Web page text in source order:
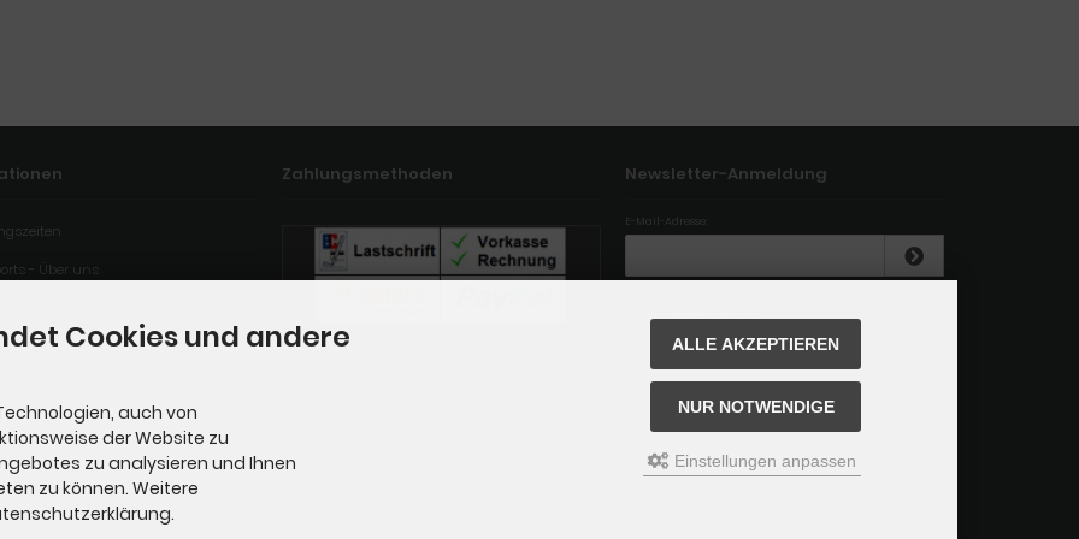
- Über uns
Zahlungsmethoden Newsletter-Anmeldung
E-Mail-Adresse:
Cookies und andere
auch von
der Website zu
zu analysieren und Ihnen
zu können. Weitere
ALLE AKZEPTIEREN
NUR NOTWENDIGE
Einstellungen anpassen